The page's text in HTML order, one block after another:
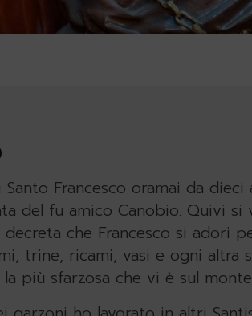
Francesco oramai da
del fu amico Canobio. Quivi si
che Francesco si adori
trine, ricami, vasi e ogni altra
più sfarzosa che vi è sul